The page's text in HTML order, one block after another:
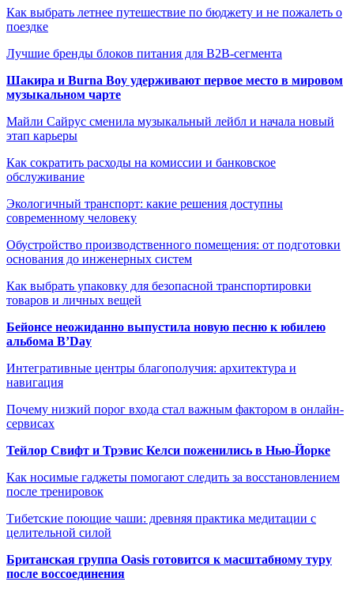
Как выбрать летнее путешествие по бюджету и не пожалеть о
поездке
Лучшие бренды блоков питания для B2B-сегмента
Шакира и Burna Boy удерживают первое место в мировом
музыкальном чарте
Майли Сайрус сменила музыкальный лейбл и начала новый
этап карьеры
Как сократить расходы на комиссии и банковское
обслуживание
Экологичный транспорт: какие решения доступны
современному человеку
Обустройство производственного помещения: от подготовки
основания до инженерных систем
Как выбрать упаковку для безопасной транспортировки
товаров и личных вещей
Бейонсе неожиданно выпустила новую песню к юбилею
альбома B’Day
Интегративные центры благополучия: архитектура и
навигация
Почему низкий порог входа стал важным фактором в онлайн-
сервисах
Тейлор Свифт и Трэвис Келси поженились в Нью-Йорке
Как носимые гаджеты помогают следить за восстановлением
после тренировок
Тибетские поющие чаши: древняя практика медитации с
целительной силой
Британская группа Oasis готовится к масштабному туру
после воссоединения